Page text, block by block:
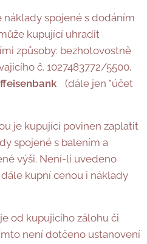
náklady spojené s dodáním
kupující uhradit
způsoby: bezhotovostně
č. 1027483772/5500,
(dále jen "účet
je kupující povinen zaplatit
spojené s balením a
výši. Není-li uvedeno
kupní cenou i náklady
od kupujícího zálohu či
není dotčeno ustanovení